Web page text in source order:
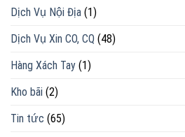
Dịch Vụ Nội Địa (1)
Dịch Vụ Xin CO, CQ (48)
Hàng Xách Tay (1)
Kho bãi (2)
Tin tức (65)